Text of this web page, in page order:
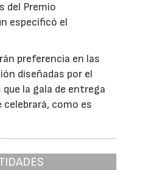
del Premio
especificó el
preferencia en las
diseñadas por el
la gala de entrega
celebrará, como es